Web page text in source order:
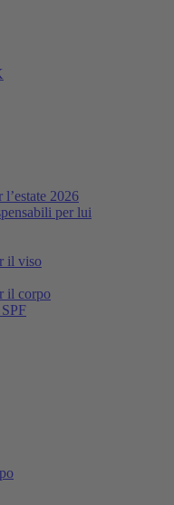
l’estate 2026
per lui
il viso
il corpo